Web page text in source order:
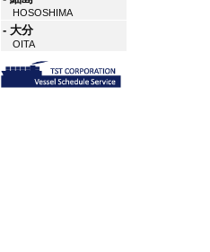
HOSOSHIMA
- 大分
OITA